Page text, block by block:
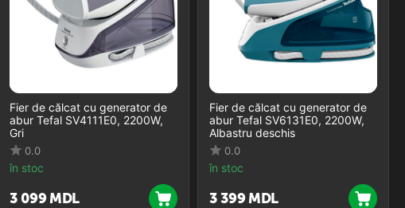
Fier de călcat cu generator de
abur Tefal SV4111E0, 2200W,
Gri
0.0
în stoc
3 099 MDL
Fier de călcat cu generator de
abur Tefal SV6131E0, 2200W,
Albastru deschis
0.0
în stoc
3 399 MDL